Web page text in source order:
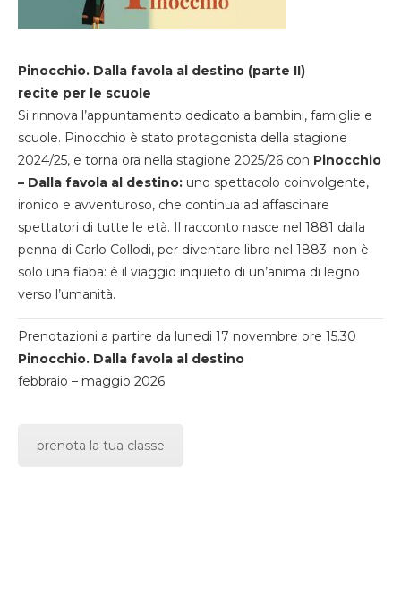
Pinocchio. Dalla favola al destino (parte II)
recite per le scuole
Si rinnova l’appuntamento dedicato a bambini, famiglie e
scuole. Pinocchio è stato protagonista della stagione
2024/25, e torna ora nella stagione 2025/26 con Pinocchio
– Dalla favola al destino: uno spettacolo coinvolgente,
ironico e avventuroso, che continua ad affascinare
spettatori di tutte le età. Il racconto nasce nel 1881 dalla
penna di Carlo Collodi, per diventare libro nel 1883. non è
solo una fiaba: è il viaggio inquieto di un’anima di legno
verso l’umanità.
Prenotazioni a partire da lunedi 17 novembre ore 15.30
Pinocchio. Dalla favola al destino
febbraio – maggio 2026
prenota la tua classe